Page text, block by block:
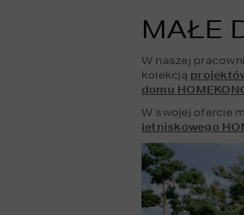
MAŁE
W naszej
kolekcją
domu
W swojej ofercie
letniskowego